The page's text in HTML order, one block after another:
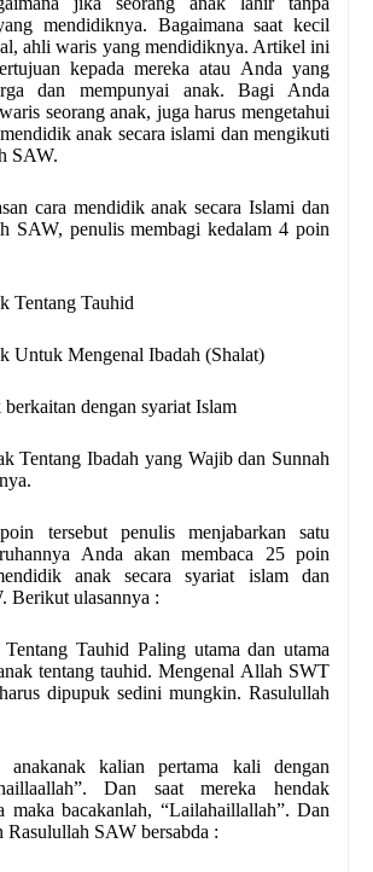
mendidiknya. Bagaimana saat kecil
ahli waris yang mendidiknya. Artikel ini
kepada mereka atau Anda yang
dan mempunyai anak. Bagi Anda
seorang anak, juga harus mengetahui
anak secara islami dan mengikuti
SAW.
cara mendidik anak secara Islami dan
SAW, penulis membagikedalam 4 poin
Tentang Tauhid
Untuk Mengenal Ibadah (Shalat)
dengan syariat Islam
Tentang Ibadah yang Wajib dan Sunnah
tersebut penulis menjabarkan satu
Anda akan membaca 25 poin
anak secara syariat islam dan
Berikut ulasannya :
Tauhid Paling utama dan utama
tentang tauhid. Mengenal Allah SWT
dipupuk sedini mungkin. Rasulullah
anak­anak kalian pertama kali dengan
Dan saat mereka hendak
maka bacakanlah, “Lailaha­illallah”. Dan
Rasulullah SAW bersabda :